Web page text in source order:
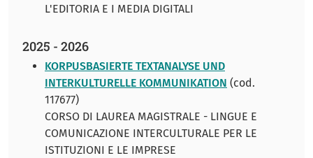
L'EDITORIA E I MEDIA DIGITALI
2025 - 2026
KORPUSBASIERTE TEXTANALYSE UND
INTERKULTURELLE KOMMUNIKATION (cod.
117677)
CORSO DI LAUREA MAGISTRALE - LINGUE E
COMUNICAZIONE INTERCULTURALE PER LE
ISTITUZIONI E LE IMPRESE